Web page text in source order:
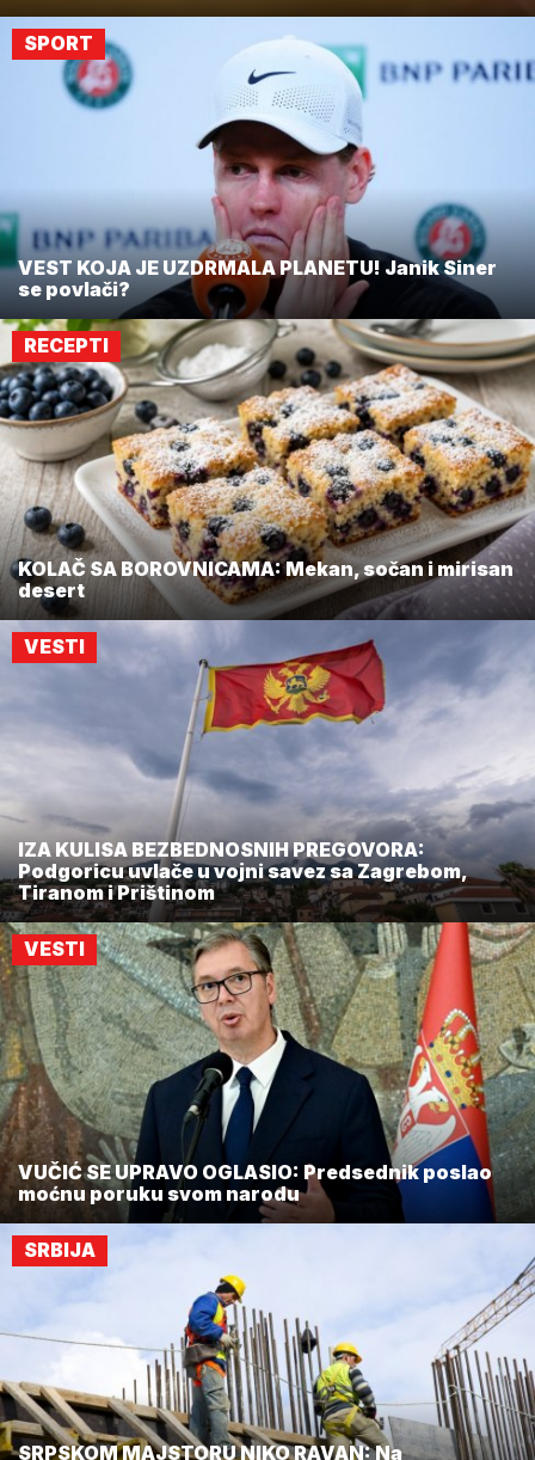
SPORT
VEST KOJA JE UZDRMALA PLANETU! Janik Siner
se povlači?
RECEPTI
KOLAČ SA BOROVNICAMA: Mekan, sočan i mirisan
desert
VESTI
IZA KULISA BEZBEDNOSNIH PREGOVORA:
Podgoricu uvlače u vojni savez sa Zagrebom,
Tiranom i Prištinom
VESTI
VUČIĆ SE UPRAVO OGLASIO: Predsednik poslao
moćnu poruku svom narodu
SRBIJA
SRPSKOM MAJSTORU NIKO RAVAN: Na